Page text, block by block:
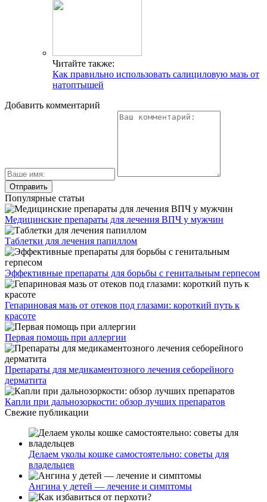
Читайте также:
Как правильно использовать салициловую мазь от
натоптышей
Добавить комментарий
Популярные статьи
Медицинские препараты для лечения ВПЧ у мужчин
Таблетки для лечения папиллом
Эффективные препараты для борьбы с генитальным герпесом
Гепариновая мазь от отеков под глазами: короткий путь к
красоте
Первая помощь при аллергии
Препараты для медикаментозного лечения себорейного
дерматита
Капли при дальнозоркости: обзор лучших препаратов
Свежие публикации
Делаем уколы кошке самостоятельно: советы для
владельцев
Ангина у детей — лечение и симптомы